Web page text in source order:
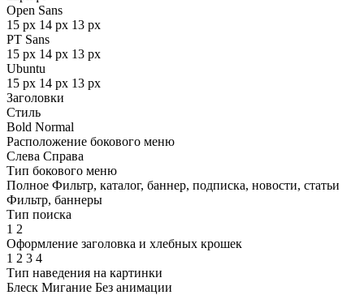
Open Sans
15 px 14 px 13 px
PT Sans
15 px 14 px 13 px
Ubuntu
15 px 14 px 13 px
Заголовки
Стиль
Bold Normal
Расположение бокового меню
Слева Справа
Тип бокового меню
Полное Фильтр, каталог, баннер, подписка, новости, статьи
Фильтр, баннеры
Тип поиска
1 2
Оформление заголовка и хлебных крошек
1 2 3 4
Тип наведения на картинки
Блеск Мигание Без анимации